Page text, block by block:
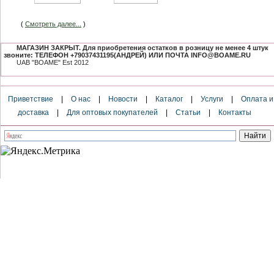
( Смотреть далее... )
МАГАЗИН ЗАКРЫТ. Для приобретения остатков в розницу не менее 4 штук
звоните: ТЕЛЕФОН +79037431195(АНДРЕЙ) ИЛИ ПОЧТА INFO@BOAME.RU
UAB "BOAME" Est 2012
Приветствие | О нас | Новости | Каталог | Услуги |
Оплата и
доставка
| Для оптовых покупателей | Статьи | Контакты